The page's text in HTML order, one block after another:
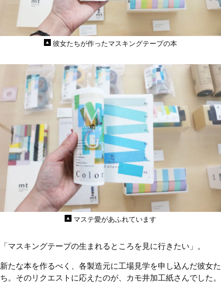
彼女たちが作ったマスキングテープの本
マステ愛があふれています
「マスキングテープの生まれるところを見に行きたい」。
新たな本を作るべく、各製造元に工場見学を申し込んだ彼女た
ち。そのリクエストに応えたのが、カモ井加工紙さんでした。